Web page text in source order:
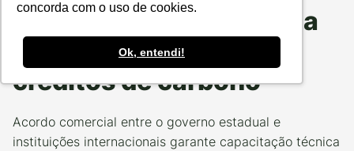
concorda com o uso de cookies.
Ok, entendi!
Conservação da floresta
no Tocantins rende
créditos de carbono
Acordo comercial entre o governo estadual e
instituições internacionais garante capacitação técnica